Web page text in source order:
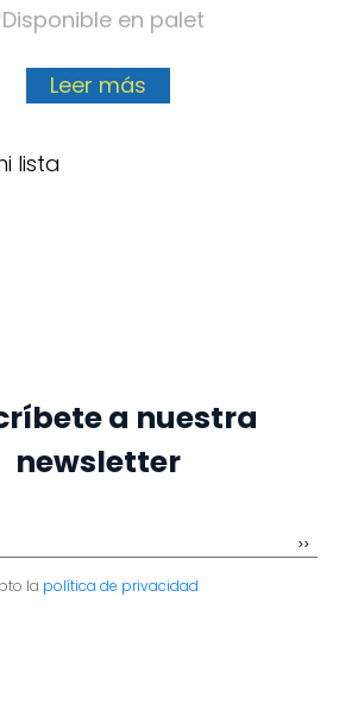
en palet
Leer más
lista
a nuestra
newsletter
la política de privacidad